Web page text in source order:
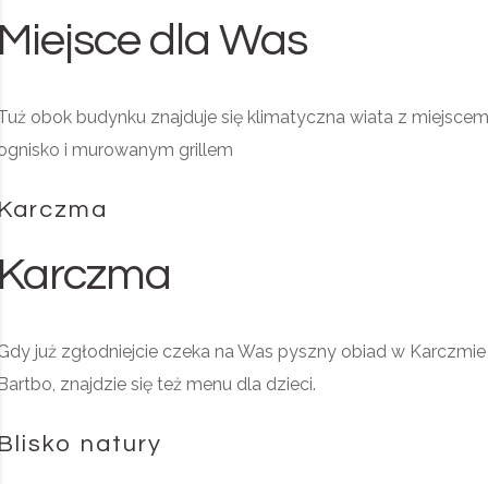
dla Was
obok budynku znajduje się klimatyczna wiata z
i murowanym grillem
już zgłodniejcie czeka na Was pyszny obiad w Karczmie
znajdzie się też menu dla dzieci.
natury